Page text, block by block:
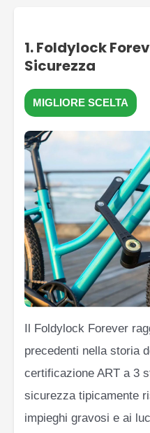
1. Foldylock
Sicurezza
MIGLIORE SCELTA
Il Foldylock Forever
precedenti nella storia
certificazione ART a 3
sicurezza tipicamente
impieghi gravosi e ai